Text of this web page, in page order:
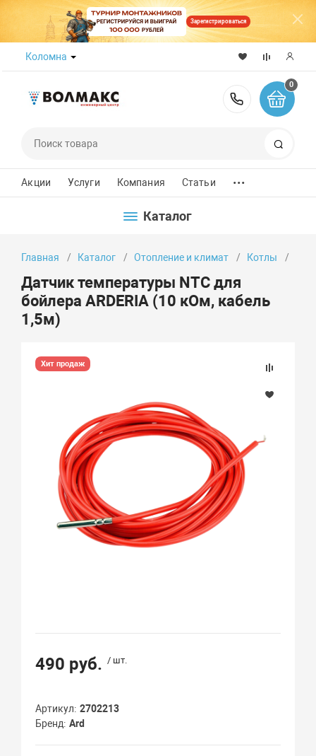
Зарегистрироваться
Коломна
8 (800)
0
Акции Услуги Компания Статьи ...
Каталог
Главная Каталог Отопление и климат Котлы
Датчик температуры NTC для
бойлера ARDERIA (10 кОм, кабель
1,5м)
Хит продаж
490 руб. / шт.
Артикул 2702213
Бренд Ard